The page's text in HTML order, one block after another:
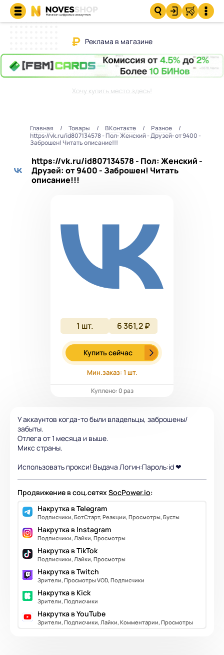
Реклама в магазине
Хочу купить место здесь!
Главная Товары ВКонтакте
Разное
https://vk.ru/id807134578 - Пол: Женский - Друзей: от 9400 -
Заброшен! Читать описание!!!
https://vk.ru/id807134578 - Пол: Женский -
Друзей: от 9400 - Заброшен! Читать
описание!!!
1 шт. 6 361,2 ₽
Купить сейчас
Мин.заказ: 1 шт.
Куплено: 0 раз
У аккаунтов когда-то были владельцы, заброшены/
забыты.
Отлега от 1 месяца и выше.
Микс страны.
Использовать прокси! Выдача Логин:Пароль:id ❤
Продвижение в соц.сетяхSocPower.io:
Накрутка в Telegram
Подписчики, БотСтарт, Реакции, Просмотры, Бусты
Накрутка в Instagram
Подписчики, Лайки, Просмотры
Накрутка в TikTok
Подписчики, Лайки, Просмотры
Накрутка в Twitch
Зрители, Просмотры VOD, Подписчики
Накрутка в Kick
Зрители, Подписчики
Накрутка в YouTube
Зрители, Подписчики, Лайки, Комментарии, Просмотры